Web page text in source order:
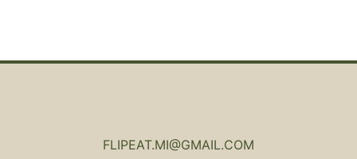
FLIPEAT.MI@GMAIL.COM